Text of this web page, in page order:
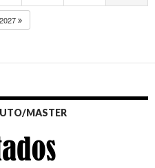
2027
MASTER